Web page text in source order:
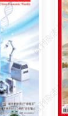
微刊杂志社
微刊杂志社